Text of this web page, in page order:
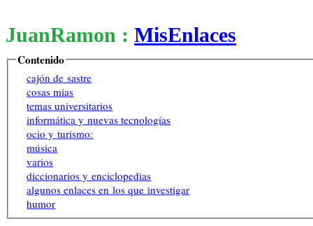
JuanRamon : MisEnlaces
Contenido
cajón de sastre
cosas mias
temas universitarios
informática y nuevas tecnologías
ocio y turismo:
música
varios
diccionarios y enciclopedias
algunos enlaces en los que investigar
humor